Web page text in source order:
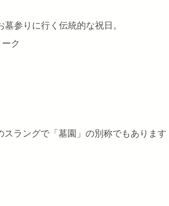
参りに行く伝統的な祝日。
ク
ラングで「墓園」の別称でもあります